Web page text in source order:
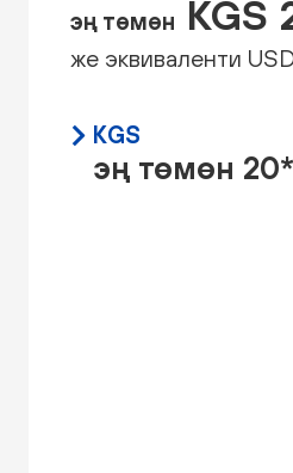
эң төмөн
же эквиваленти
KGS
эң төмөн